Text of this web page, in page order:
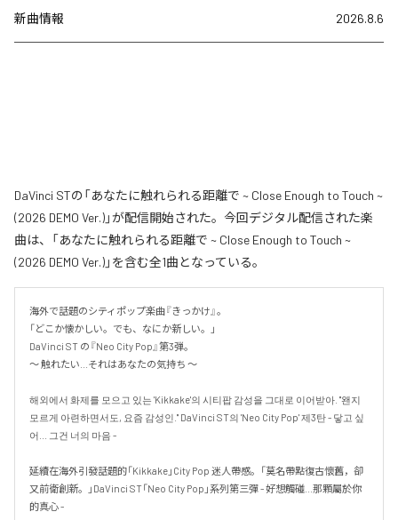
新曲情報 2026.8.6
DaVinci STの「あなたに触れられる距離で ~ Close Enough to Touch ~
(2026 DEMO Ver.)」が配信開始された。今回デジタル配信された楽
曲は、「あなたに触れられる距離で ~ Close Enough to Touch ~
(2026 DEMO Ver.)」を含む全1曲となっている。
海外で話題のシティポップ楽曲『きっかけ』。
「どこか懐かしい。でも、なにか新しい。」
DaVinci ST の『Neo City Pop』第3弾。
〜 触れたい...それはあなたの気持ち 〜
해외에서 화제를 모으고 있는 'Kikkake'의 시티팝 감성을 그대로 이어받아. "왠지
모르게 아련하면서도, 요즘 감성인." DaVinci ST의 'Neo City Pop' 제3탄 - 닿고 싶
어... 그건 너의 마음 -
延續在海外引發話題的「Kikkake」City Pop 迷人帶感。「莫名帶點復古懷舊，卻
又前衛創新。」DaVinci ST「Neo City Pop」系列第三彈 - 好想觸碰...那顆屬於你
的真心 -